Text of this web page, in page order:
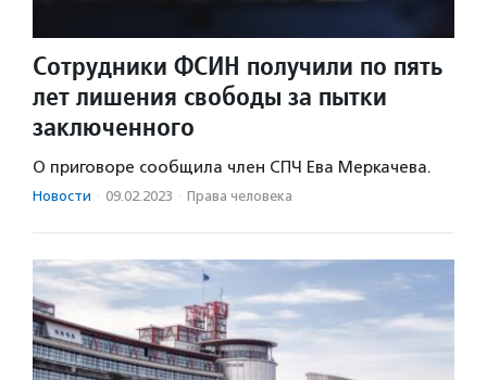
Cотрудники ФСИН получили по пять
лет лишения свободы за пытки
заключенного
О приговоре сообщила член СПЧ Ева Меркачева.
Новости · 09.02.2023 · Права человека